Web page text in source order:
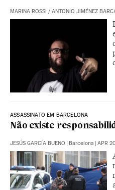
MARINA ROSSI / ANTONIO JIMÉNEZ
ASSASSINATO EM BARCELONA
Não existe
JESÚS GARCÍA BUENO | Barcelona | APR